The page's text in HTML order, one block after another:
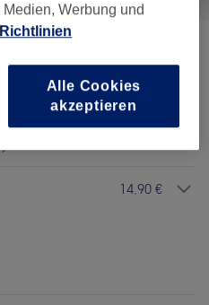
14,90 €
Werbung und
Alle Cookies
akzeptieren